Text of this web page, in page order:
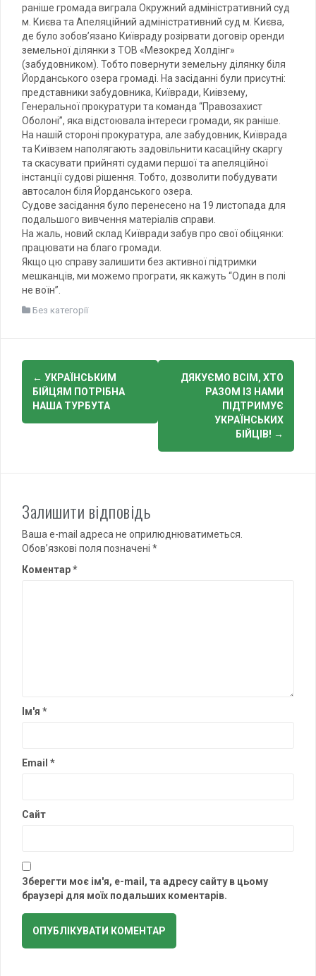
раніше громада виграла Окружний адміністративний суд
м. Києва та Апеляційний адміністративний суд м. Києва,
де було зобов’язано Київраду розірвати договір оренди
земельної ділянки з ТОВ «Мезокред Холдінг»
(забудовником). Тобто повернути земельну ділянку біля
Йорданського озера громаді. На засіданні були присутні:
представники забудовника, Київради, Киівзему,
Генеральної прокуратури та команда “Правозахист
Оболоні”, яка відстоювала інтереси громади, як раніше.
На нашій стороні прокуратура, але забудовник, Київрада
та Київзем наполягають задовільнити касаційну скаргу
та скасувати прийняті судами першої та апеляційної
інстанції судові рішення. Тобто, дозволити побудувати
автосалон біля Йорданського озера.
Судове засідання було перенесено на 19 листопада для
подальшого вивчення матеріалів справи.
На жаль, новий склад Київради забув про свої обіцянки:
працювати на благо громади.
Якщо цю справу залишити без активної підтримки
мешканців, ми можемо програти, як кажуть “Один в полі
не воїн”.
Без категорії
Post
navigation
← УКРАЇНСЬКИМ
БІЙЦЯМ ПОТРІБНА
НАША ТУРБУТА
ДЯКУЄМО ВСІМ, ХТО
РАЗОМ ІЗ НАМИ
ПІДТРИМУЄ
УКРАЇНСЬКИХ
БІЙЦІВ! →
Залишити відповідь
Ваша e-mail адреса не оприлюднюватиметься.
Обов’язкові поля позначені *
Коментар*
Ім'я *
Email *
Сайт
Зберегти моє ім'я, e-mail, та адресу сайту в цьому
браузері для моїх подальших коментарів.